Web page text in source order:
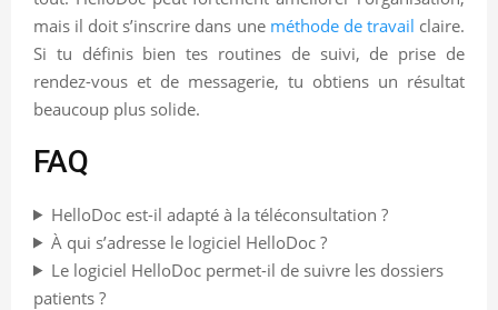
mais il doit s’inscrire dans une méthode de travail claire.
Si tu définis bien tes routines de suivi, de prise de
rendez-vous et de messagerie, tu obtiens un résultat
beaucoup plus solide.
FAQ
HelloDoc est-il adapté à la téléconsultation ?
À qui s’adresse le logiciel HelloDoc ?
Le logiciel HelloDoc permet-il de suivre les dossiers
patients ?